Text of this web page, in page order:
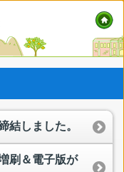
結しました。
刷＆電子版が